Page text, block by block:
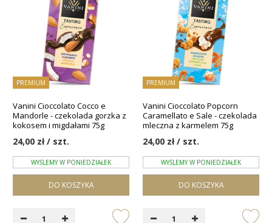
PREMIUM
Vanini Cioccolato Cocco e
Mandorle - czekolada gorzka z
kokosem i migdałami 75g
24,00 zł / szt.
WYŚLEMY W PONIEDZIAŁEK
DO KOSZYKA
PREMIUM
Vanini Cioccolato Popcorn
Caramellato e Sale - czekolada
mleczna z karmelem 75g
24,00 zł / szt.
WYŚLEMY W PONIEDZIAŁEK
DO KOSZYKA